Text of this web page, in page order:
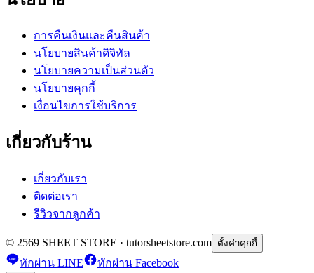
การคืนเงินและคืนสินค้า
นโยบายสินค้าดิจิทัล
นโยบายความเป็นส่วนตัว
นโยบายคุกกี้
เงื่อนไขการใช้บริการ
เกี่ยวกับร้าน
เกี่ยวกับเรา
ติดต่อเรา
รีวิวจากลูกค้า
© 2569 SHEET STORE · tutorsheetstore.com ตั้งค่าคุกกี้
ทักผ่าน LINE ทักผ่าน Facebook